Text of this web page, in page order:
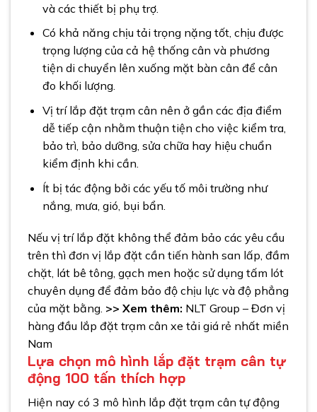
và các thiết bị phụ trợ.
Có khả năng chịu tải trọng nặng tốt, chịu được
trọng lượng của cả hệ thống cân và phương
tiện di chuyển lên xuống mặt bàn cân để cân
đo khối lượng.
Vị trí lắp đặt trạm cân nên ở gần các địa điểm
dễ tiếp cận nhằm thuận tiện cho việc kiểm tra,
bảo trì, bảo dưỡng, sửa chữa hay hiệu chuẩn
kiểm định khi cần.
Ít bị tác động bởi các yếu tố môi trường như
nắng, mưa, gió, bụi bẩn.
Nếu vị trí lắp đặt không thể đảm bảo các yêu cầu
trên thì đơn vị lắp đặt cần tiến hành san lấp, đầm
chặt, lát bê tông, gạch men hoặc sử dụng tấm lót
chuyên dụng để đảm bảo độ chịu lực và độ phẳng
của mặt bằng. >> Xem thêm: NLT Group – Đơn vị
hàng đầu lắp đặt trạm cân xe tải giá rẻ nhất miền
Nam
Lựa chọn mô hình lắp đặt trạm cân tự
động 100 tấn thích hợp
Hiện nay có 3 mô hình lắp đặt trạm cân tự động